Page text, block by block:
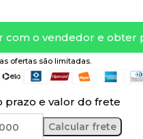
com o vendedor e obter
ofertas são limitadas.
prazo e valor do frete